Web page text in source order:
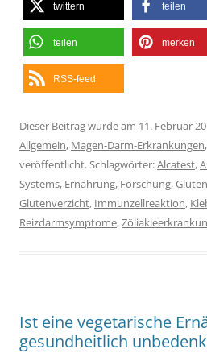
twittern teilen
teilen merken
RSS-feed
Dieser Beitrag wurde am 11. Februar
Allgemein, Magen-Darm-Erkrankungen,
veröffentlicht. Schlagwörter:Alcatest,
Systems, Ernährung, Forschung,
Glutenverzicht, Immunzellreaktion,
Reizdarmsymptome,
Ist eine vegetarische
gesundheitlich